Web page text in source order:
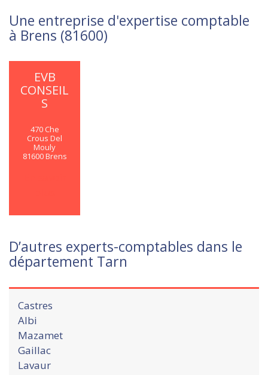
Une entreprise d'expertise comptable
à Brens (81600)
EVB
CONSEIL
S
470 Che
Crous Del
Mouly
81600 Brens
D’autres experts-comptables dans le
département Tarn
Castres
Albi
Mazamet
Gaillac
Lavaur